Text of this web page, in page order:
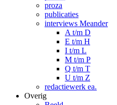
proza
publicaties
interviews Meander
A t/m D
E t/m H
I t/m L
M t/m P
Q t/m T
U t/m Z
redactiewerk ea.
Overig